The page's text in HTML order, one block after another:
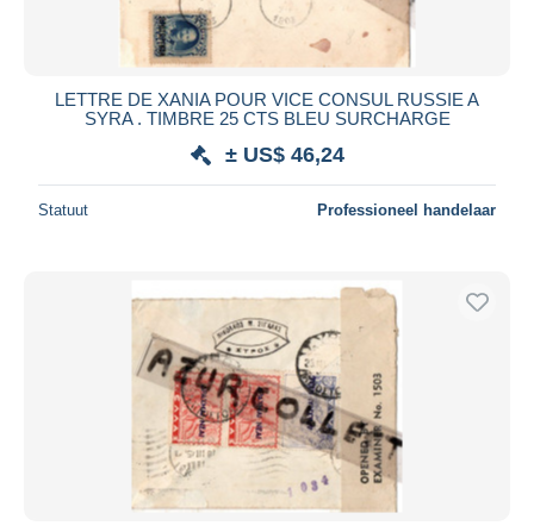
LETTRE DE XANIA POUR VICE CONSUL RUSSIE A
SYRA . TIMBRE 25 CTS BLEU SURCHARGE
± US$ 46,24
Statuut Professioneel handelaar